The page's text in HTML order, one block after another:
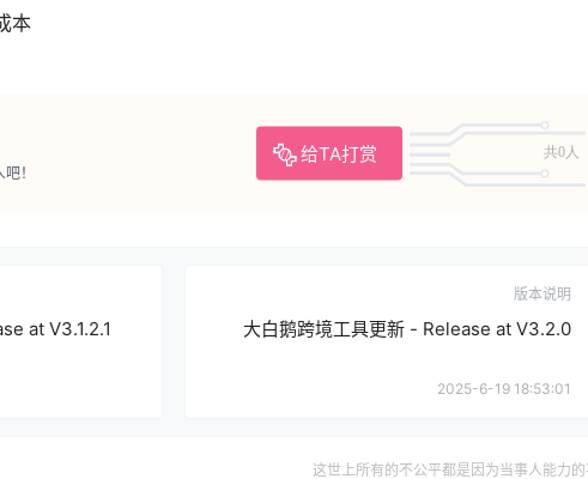
本
给TA打赏 共0人
！
at V3.1.2.1
版本说明
大白鹅跨境工具更新 - Release at V3.2.0
2025-6-19 18:53:01
这世上所有的不公平都是因为当事人能力的